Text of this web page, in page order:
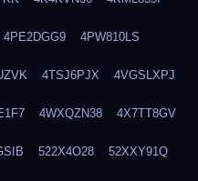
4PE2DGG9 4PW810LS
4TSJ6PJX 4VGSLXPJ
4WXQZN38 4X7TT8GV
522X4O28 52XXY91Q